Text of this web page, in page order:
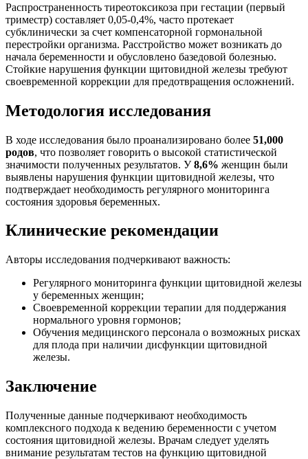
Распространенность тиреотоксикоза при гестации (первый
триместр) составляет 0,05-0,4%, часто протекает
субклинически за счет компенсаторной гормональной
перестройки организма. Расстройство может возникать до
начала беременности и обусловлено базедовой болезнью.
Стойкие нарушения функции щитовидной железы требуют
своевременной коррекции для предотвращения осложнений.
Методология исследования
В ходе исследования было проанализировано более 51,000
родов, что позволяет говорить о высокой статистической
значимости полученных результатов. У8,6% женщин были
выявлены нарушения функции щитовидной железы, что
подтверждает необходимость регулярного мониторинга
состояния здоровья беременных.
Клинические рекомендации
Авторы исследования подчеркивают важность:
Регулярного мониторинга функции щитовидной железы
у беременных женщин;
Своевременной коррекции терапии для поддержания
нормального уровня гормонов;
Обучения медицинского персонала о возможных рисках
для плода при наличии дисфункции щитовидной
железы.
Заключение
Полученные данные подчеркивают необходимость
комплексного подхода к ведению беременности с учетом
состояния щитовидной железы. Врачам следует уделять
внимание результатам тестов на функцию щитовидной